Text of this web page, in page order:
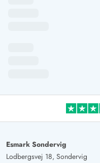
Esmark Sondervig
Lodbergsvej 18, Sondervig